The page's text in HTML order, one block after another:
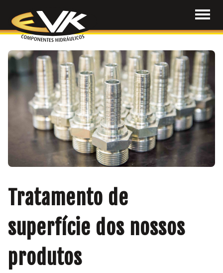
Tratamento de
superfície dos nossos
produtos